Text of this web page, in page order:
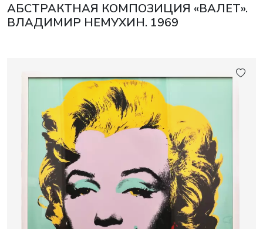
АБСТРАКТНАЯ КОМПОЗИЦИЯ «ВАЛЕТ».
ВЛАДИМИР НЕМУХИН. 1969